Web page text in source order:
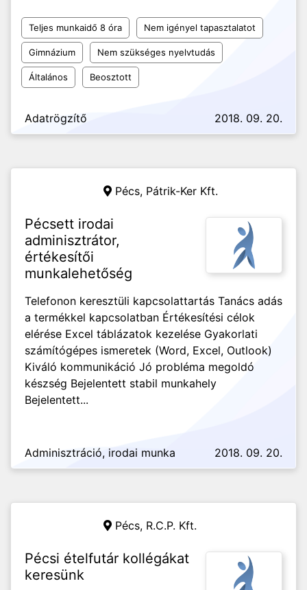
Teljes munkaidő 8 óra Nem igényel tapasztalatot
Gimnázium Nem szükséges nyelvtudás
Általános Beosztott
Adatrögzítő 2018. 09. 20.
Pécs, Pátrik-Ker Kft.
Pécsett irodai
adminisztrátor,
értékesítői
munkalehetőség
Telefonon keresztüli kapcsolattartás Tanács adás
a termékkel kapcsolatban Értékesítési célok
elérése Excel táblázatok kezelése Gyakorlati
számítógépes ismeretek (Word, Excel, Outlook)
Kiváló kommunikáció Jó probléma megoldó
készség Bejelentett stabil munkahely
Bejelentett...
Adminisztráció, irodai munka 2018. 09. 20.
Pécs, R.C.P. Kft.
Pécsi ételfutár kollégákat
keresünk